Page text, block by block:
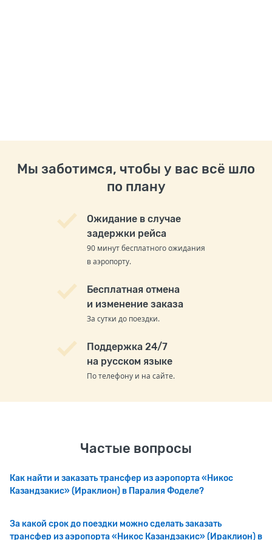
Мы заботимся, чтобы у вас всё шло
по плану
Ожидание в случае
задержки рейса
90 минут бесплатного ожидания
в аэропорту.
Бесплатная отмена
и изменение заказа
За сутки до поездки.
Поддержка 24/7
на русском языке
По телефону и на сайте.
Частые вопросы
Как найти и заказать трансфер из аэропорта «Никос
Казандзакис» (Ираклион) в Паралия Фоделе?
За какой срок до поездки можно сделать заказать
трансфер из аэропорта «Никос Казандзакис» (Ираклион) в